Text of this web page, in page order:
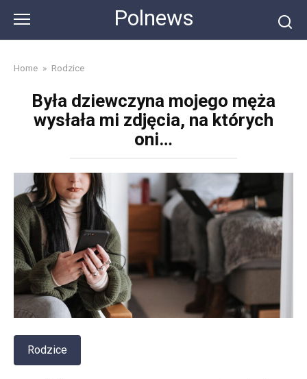
content
Polnews
Home » Rodzice
Była dziewczyna mojego męża
wysłała mi zdjęcia, na których
oni…
Rodzice